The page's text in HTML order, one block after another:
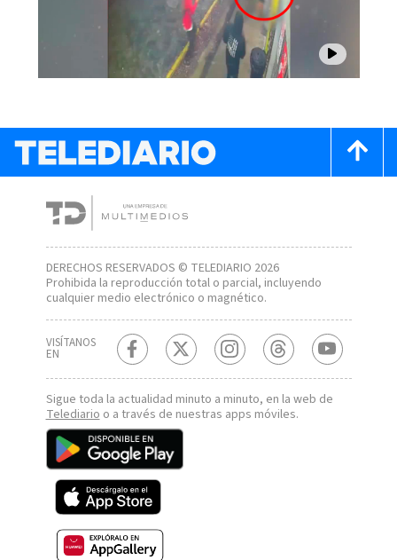
DERECHOS RESERVADOS © TELEDIARIO 2026
Prohibida la reproducción total o parcial, incluyendo
cualquier medio electrónico o magnético.
VISÍTANOS
EN
Sigue toda la actualidad minuto a minuto, en la web de
Telediario o a través de nuestras apps móviles.